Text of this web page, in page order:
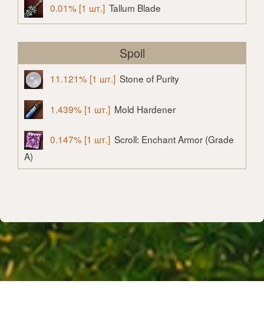
0.01% [1 шт.] Tallum Blade
Spoil
11.121% [1 шт.] Stone of Purity
1.439% [1 шт.] Mold Hardener
0.147% [1 шт.] Scroll: Enchant Armor (Grade
A)